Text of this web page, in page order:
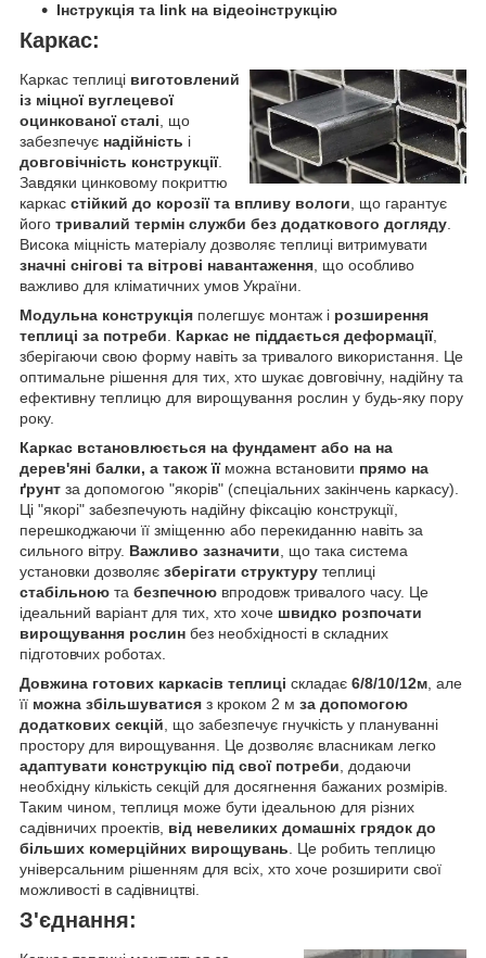
Інструкція та link на відеоінструкцію
Каркас:
Каркас теплиці виготовлений
із міцної вуглецевої
оцинкованої сталі , що
забезпечує надійність і
довговічність конструкції.
Завдяки цинковому покриттю
каркас стійкий до корозії та впливу вологи , що гарантує
його тривалий термін служби без додаткового догляду
Висока міцність матеріалу дозволяє теплиці витримувати
значні снігові та вітрові навантаження , що особливо
важливо для кліматичних умов України.
Модульна конструкція полегшує монтаж і розширення
теплиці за потреби
Каркас не піддається деформації,
зберігаючи свою форму навіть за тривалого використання. Це
оптимальне рішення для тих, хто шукає довговічну, надійну та
ефективну теплицю для вирощування рослин у будь-яку пору
року.
Каркас встановлюється на фундамент або на на
дерев'яні балки, а також їїможна встановити прямо на
ґрунт за допомогою "якорів" (спеціальних закінчень каркасу).
Ці "якорі" забезпечують надійну фіксацію конструкції,
перешкоджаючи її зміщенню або перекиданню навіть за
сильного вітру. Важливо зазначити , що така система
установки дозволяє зберігати структуру теплиці
стабільною та безпечною впродовж тривалого часу. Це
ідеальний варіант для тих, хто хоче швидко розпочати
вирощування рослин без необхідності в складних
підготовчих роботах.
Довжина готових каркасів теплиці складає 6/8/10/12м , але
її можна збільшуватися з кроком 2 м за допомогою
додаткових секцій , що забезпечує гнучкість у плануванні
простору для вирощування. Це дозволяє власникам легко
адаптувати конструкцію під свої потреби , додаючи
необхідну кількість секцій для досягнення бажаних розмірів.
Таким чином, теплиця може бути ідеальною для різних
садівничих проектів, від невеликих домашніх грядок до
більших комерційних вирощувань . Це робить теплицю
універсальним рішенням для всіх, хто хоче розширити свої
можливості в садівництві.
З'єднання: